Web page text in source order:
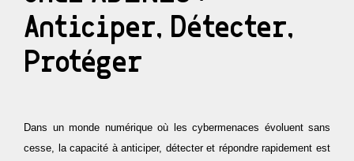
Analytique & reporting
Gouvernance IT & conformité
Protection du navigateur WEB
Pentest
Breach & Attack Simulation (BAS)
Culture & sensibilisation cyber
Microsoft 365 migration services
Microsoft cloud solution provider
Public cloud management (Azure & AWS)
ACTUALITÉS
CONTACT
Anticiper, Détecter,
Protéger
Dans un monde numérique où les cybermenaces évoluent sans
cesse, la capacité à anticiper, détecter et répondre rapidement est